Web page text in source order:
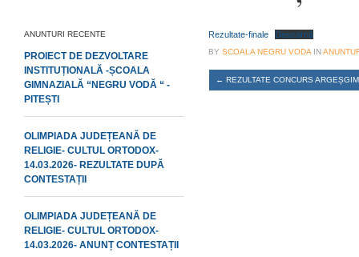
ANUNTURI RECENTE
PROIECT DE DEZVOLTARE
INSTITUȚIONALĂ -ȘCOALA
GIMNAZIALĂ “NEGRU VODĂ “ -
PITEȘTI
OLIMPIADA JUDEȚEANĂ DE
RELIGIE- CULTUL ORTODOX-
14.03.2026- REZULTATE DUPĂ
CONTESTAȚII
OLIMPIADA JUDEȚEANĂ DE
RELIGIE- CULTUL ORTODOX-
14.03.2026- ANUNȚ CONTESTAȚII
Rezultate-finale Descarcă
BY SCOALA NEGRU VODA IN
← REZULTATE CONCURS